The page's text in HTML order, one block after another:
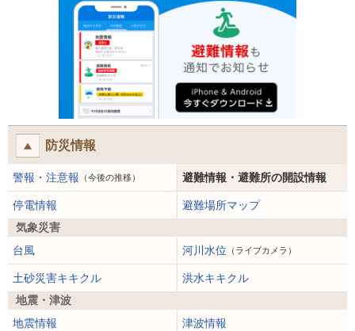
防災情報
警報・注意報 （今後の推移） 避難情報・避難所の開設情報
停電情報
避難場所マップ
気象災害
台風
河川水位 （ライブカメラ）
土砂災害キキクル
洪水キキクル
地震・津波
地震情報
津波情報